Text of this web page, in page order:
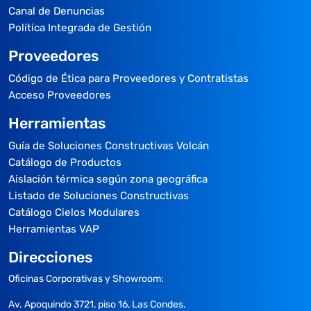
Canal de Denuncias
Política Integrada de Gestión
Proveedores
Código de Ética para Proveedores y Contratistas
Acceso Proveedores
Herramientas
Guía de Soluciones Constructivas Volcán
Catálogo de Productos
Aislación térmica según zona geográfica
Listado de Soluciones Constructivas
Catálogo Cielos Modulares
Herramientas VAP
Direcciones
Oficinas Corporativas y Showroom:
Av. Apoquindo 3721, piso 16, Las Condes.